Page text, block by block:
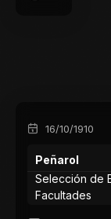
16/10/1910
Peñarol
Selección de
Facultades